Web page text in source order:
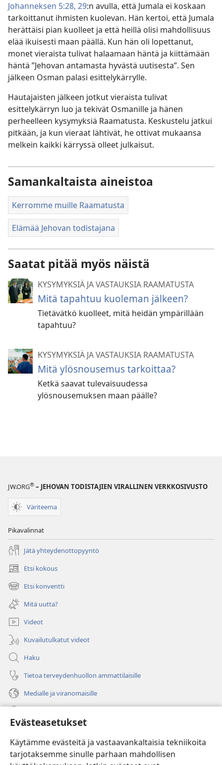
Evästeasetukset
Käytämme evästeitä ja vastaavankaltaisia tekniikoita
tarjotaksemme sinulle parhaan mahdollisen
Johanneksen 5:28, 29:n avulla, että Jumala ei koskaan
tarkoittanut ihmisten kuolevan. Hän kertoi, että Jumala
herättäisi pian kuolleet ja että heillä olisi mahdollisuus
elää ikuisesti maan päällä. Kun hän oli lopettanut,
monet vieraista tulivat halaamaan häntä ja kiittämään
häntä ”Jehovan antamasta hyvästä uutisesta”. Sen
jälkeen Osman palasi esittelykärrylle.
Hautajaisten jälkeen jotkut vieraista tulivat
esittelykärryn luo ja tekivät Osmanille ja hänen
perheelleen kysymyksiä Raamatusta. Keskustelu jatkui
pitkään, ja kun vieraat lähtivät, he ottivat mukaansa
melkein kaikki kärryssä olleet julkaisut.
Samankaltaista aineistoa
Kerromme muille Raamatusta
Elämää Jehovan todistajana
Saatat pitää myös näistä
KYSYMYKSIÄ JA VASTAUKSIA RAAMATUSTA
Mitä tapahtuu kuoleman jälkeen?
Tietävätkö kuolleet, mitä heidän ympärillään
tapahtuu?
KYSYMYKSIÄ JA VASTAUKSIA RAAMATUSTA
Mitä ylösnousemus tarkoittaa?
Ketkä saavat tulevaisuudessa
ylösnousemuksen maan päälle?
JW.ORG® – JEHOVAN TODISTAJIEN VIRALLINEN VERKKOSIVUSTO
Väriteema
Pikavalinnat
Jätä yhteydenottopyyntö
Etsi kokous
(avaa
uuden
ikkunan)
Etsi konventti
(avaa
uuden
ikkunan)
Mitä uutta?
Videot
Kuvailutulkatut videot
Haku
Tietoa terveydenhuollon ammattilaisille
Medialle ja viranomaisille
(avaa
uuden
ikkunan)